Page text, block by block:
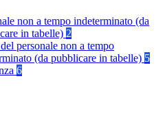
non a tempo indeterminato (da
in tabelle) 2
personale non a tempo
(da pubblicare in tabelle) 5
6